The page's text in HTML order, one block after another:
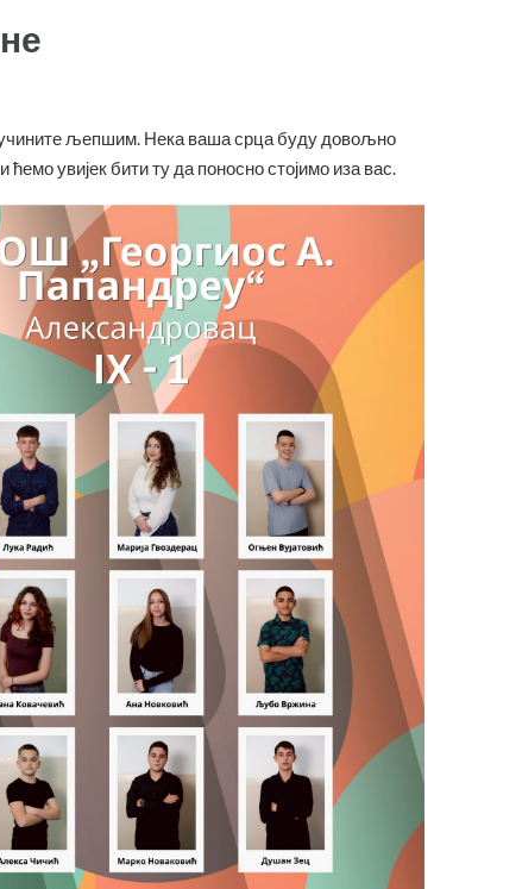
љепшим. Нека ваша срца буду довољно
увијек бити ту да поносно стојимо иза вас.